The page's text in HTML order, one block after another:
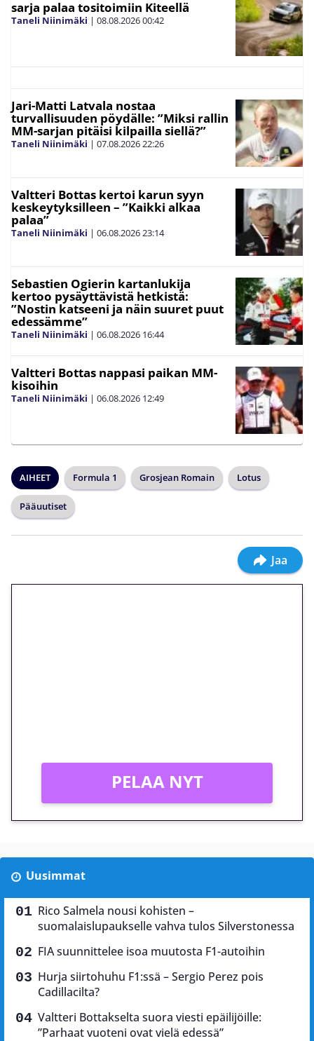
sarja palaa tositoimiin Kiteellä
Taneli Niinimäki | 08.08.202600:42
Jari-Matti Latvala nostaa
turvallisuuden pöydälle: ”Miksi rallin
MM-sarjan pitäisi kilpailla siellä?”
Taneli Niinimäki | 07.08.202622:26
Valtteri Bottas kertoi karun syyn
keskeytyksilleen – ”Kaikki alkaa
palaa”
Taneli Niinimäki | 06.08.202623:14
Sebastien Ogierin kartanlukija
kertoo pysäyttävistä hetkistä:
”Nostin katseeni ja näin suuret puut
edessämme”
Taneli Niinimäki | 06.08.2026 16:44
Valtteri Bottas nappasi paikan MM-
kisoihin
Taneli Niinimäki | 06.08.2026 12:49
AIHEET Formula 1 Grosjean Romain Lotus
Pääuutiset
Jaa
PELAA NYT
Uusimmat
Rico Salmela nousi kohisten –
suomalaislupaukselle vahva tulos Silverstonessa
FIA suunnittelee isoa muutosta F1-autoihin
Hurja siirtohuhu F1:ssä – Sergio Perez pois
Cadillacilta?
Valtteri Bottakselta suora viesti epäilijöille:
”Parhaat vuoteni ovat vielä edessä”